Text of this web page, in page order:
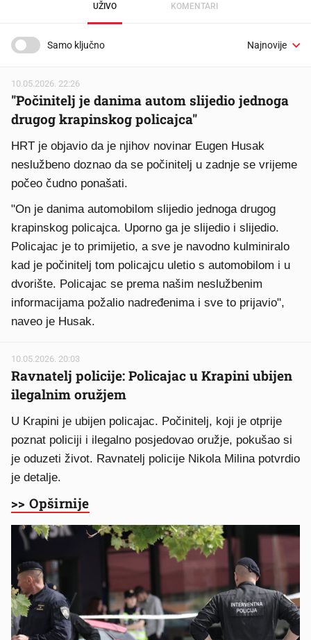
UŽIVO KOMENTARI
Samo ključno
10.05.2026. 22:26
"Počinitelj je danima autom slijedio jednoga
drugog krapinskog policajca"
HRT je objavio da je njihov novinar Eugen Husak
neslužbeno doznao da se počinitelj u zadnje se vrijeme
počeo čudno ponašati.
"On je danima automobilom slijedio jednoga drugog
krapinskog policajca. Uporno ga je slijedio i slijedio.
Policajac je to primijetio, a sve je navodno kulminiralo
kad je počinitelj tom policajcu uletio s automobilom i u
dvorište. Policajac se prema našim neslužbenim
informacijama požalio nadređenima i sve to prijavio",
naveo je Husak.
10.05.2026. 20:03
Ravnatelj policije: Policajac u Krapini ubijen
ilegalnim oružjem
U Krapini je ubijen policajac. Počinitelj, koji je otprije
poznat policiji i ilegalno posjedovao oružje, pokušao si
je oduzeti život. Ravnatelj policije Nikola Milina potvrdio
je detalje.
>> Opširnije